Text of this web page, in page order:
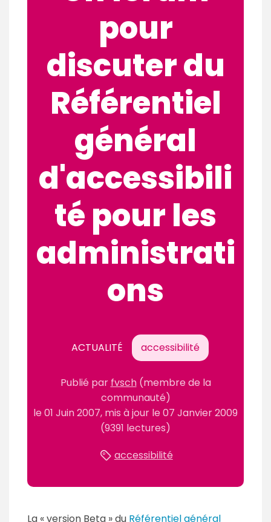
pour
discuter du
Référentiel
général
d'accessibili
té pour les
administrati
ons
ACTUALITÉ accessibilité
Publié par fvsch (membre de la
communauté)
le01 Juin 2007, mis à jour le07 Janvier 2009
(9391 lectures)
accessibilité
La « version Beta » du Référentiel général